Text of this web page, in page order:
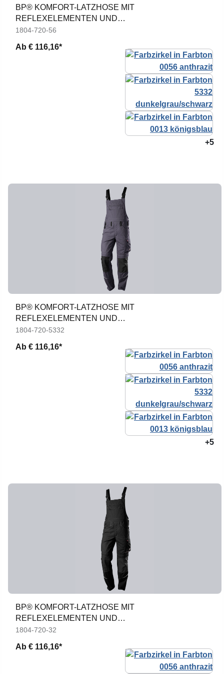
BP® KOMFORT-LATZHOSE MIT
REFLEXELEMENTEN UND
KNIEPOLSTERTASCHEN
1804-720-56
Ab € 116,16*
+5
BP® KOMFORT-LATZHOSE MIT
REFLEXELEMENTEN UND
KNIEPOLSTERTASCHEN
1804-720-5332
Ab € 116,16*
+5
BP® KOMFORT-LATZHOSE MIT
REFLEXELEMENTEN UND
KNIEPOLSTERTASCHEN
1804-720-32
Ab € 116,16*